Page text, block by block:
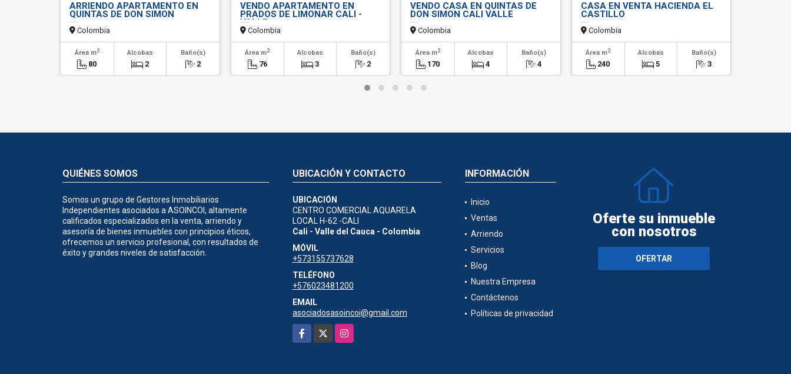
ARRIENDO APARTAMENTO EN
QUINTAS DE DON SIMON
Colombia
Área m2
80
Alcobas
2
Baño(s)
2
VENDO APARTAMENTO EN
PRADOS DE LIMONAR CALI -
VALLE
Colombia
Área m2
76
Alcobas
3
Baño(s)
2
VENDO CASA EN QUINTAS DE
DON SIMON CALI VALLE
Colombia
Área m2
170
Alcobas
4
Baño(s)
4
CASA EN VENTA HACIENDA EL
CASTILLO
Colombia
Área m2
240
Alcobas
5
Baño(s)
3
QUIÉNES SOMOS
Somos un grupo de Gestores Inmobiliarios
Independientes asociados a ASOINCOI, altamente
calificados especializados en la venta, arriendo y
asesoría de bienes inmuebles con principios éticos,
ofrecemos un servicio profesional, con resultados de
éxito y grandes niveles de satisfacción.
UBICACIÓN Y CONTACTO
UBICACIÓN
CENTRO COMERCIAL AQUARELA
LOCAL H-62 -CALI
Cali - Valle del Cauca - Colombia
MÓVIL
+573155737628
TELÉFONO
+576023481200
EMAIL
asociadosasoincoi@gmail.com
Facebook
Instagram
INFORMACIÓN
Inicio
Ventas
Arriendo
Servicios
Blog
Nuestra Empresa
Contáctenos
Políticas de privacidad
Oferte su inmueble
con nosotros
OFERTAR